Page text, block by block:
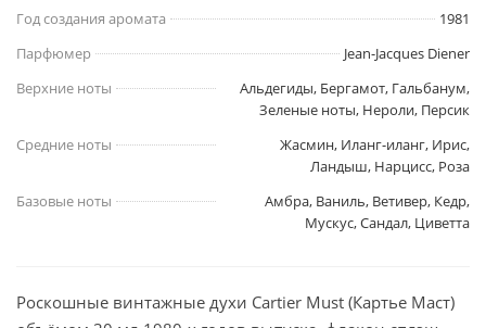
Год создания аромата
1981
Парфюмер
Jean-Jacques Diener
Верхние ноты
Альдегиды, Бергамот, Гальбанум,
Зеленые ноты, Нероли, Персик
Средние ноты
Жасмин, Иланг-иланг, Ирис,
Ландыш, Нарцисс, Роза
Базовые ноты
Амбра, Ваниль, Ветивер, Кедр,
Мускус, Сандал, Циветта
Роскошные винтажные духи Cartier Must (Картье Маст)